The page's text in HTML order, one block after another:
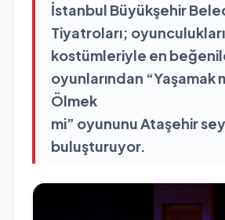
İstanbul Büyükşehir
Tiyatroları;
kostümleriyle en
oyunlarından “Yaşamak
Ölmek
mi” oyununu Ataşehir
buluşturuyor.